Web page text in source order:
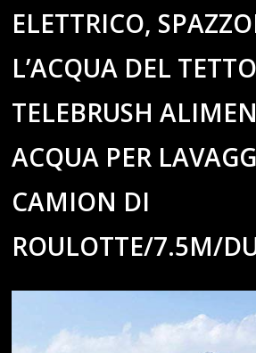
ELETTRICO,
L’ACQUA DEL
TELEBRUSH
ACQUA PER
CAMION DI
ROULOTTE/7.5M/